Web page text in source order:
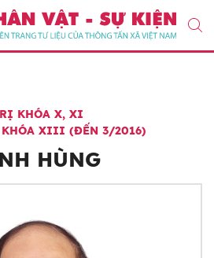
KHÓA X, XI
KHÓA XIII (ĐẾN 3/2016)
HÙNG